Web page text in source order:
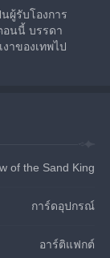
ผู้รับโองการ
อนนี้ บรรดา
าของเทพไป
of the Sand King
การ์ดอุปกรณ์
อาร์ติแฟกต์